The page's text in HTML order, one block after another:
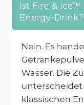
Ist Fire & Ice™
Energy-Drink?
Nein. Es
Wasser. Die
unterscheidet
klassischen